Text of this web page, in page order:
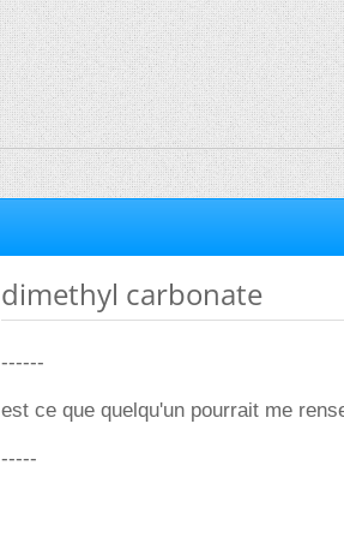
dimethyl carbonate
------
est ce que quelqu'un pourrait me
-----